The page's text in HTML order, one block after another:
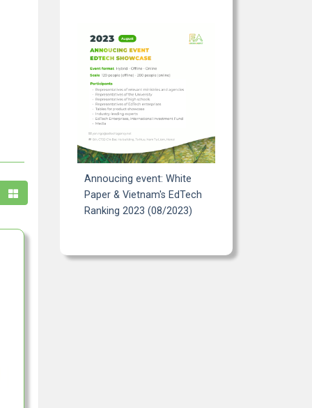
Annoucing event: White
Paper & Vietnam's EdTech
Ranking 2023 (08/2023)